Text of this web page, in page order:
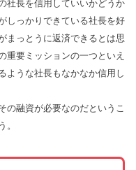
社長を信用していいかどうか
しっかりできている社長を好
まっとうに返済できるとは思
重要ミッションの一つといえ
ような社長もなかなか信用し
の融資が必要なのだというこ
。